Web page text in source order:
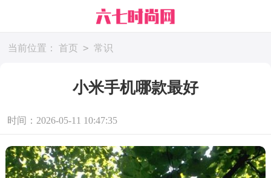
当前位置： 首页 > 常识
小米手机哪款最好
时间：2026-05-11 10:47:35